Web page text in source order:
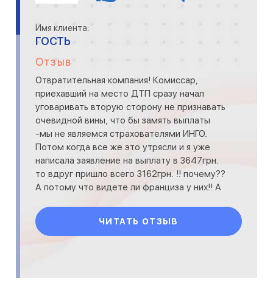
Имя клиента:
ГОСТЬ
Отзыв
Отвратительная компания! Комиссар,
приехавший на место ДТП сразу начал
уговаривать вторую сторону не признавать
очевидной вины, что бы замять выплаты
-мы не являемся страхователями ИНГО.
Потом когда все же это утрясли и я уже
написала заявление на выплату в 3647грн.
то вдруг пришло всего 3162грн. !! почему??
А потому что видете ли франциза у них!! А
ЧИТАТЬ ОТЗЫВ